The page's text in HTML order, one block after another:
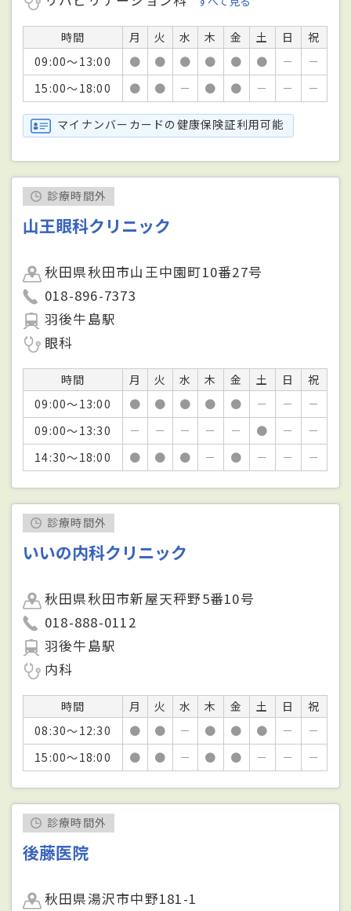
時間 月 火 水 木 金 土 日
祝
09:00～13:00
● ● ● ● ● ● －
－
15:00～18:00
● ● － ● ● － － －
マイナンバーカードの健康保険証利用可能
診療時間外
山王眼科クリニック
秋田県秋田市山王中園町10番27号
018-896-7373
羽後牛島駅
眼科
時間 月 火 水 木 金 土 日
祝
09:00～13:00
● ● ● ● ● － －
－
09:00～13:30
－ － － － － ● －
－
14:30～18:00
● ● ● － ● － － －
診療時間外
いいの内科クリニック
秋田県秋田市新屋天秤野5番10号
018-888-0112
羽後牛島駅
内科
時間 月 火 水 木 金 土 日
祝
08:30～12:30
● ● － ● ● ● －
－
15:00～18:00
● ● － ● ● － － －
診療時間外
後藤医院
秋田県湯沢市中野181-1